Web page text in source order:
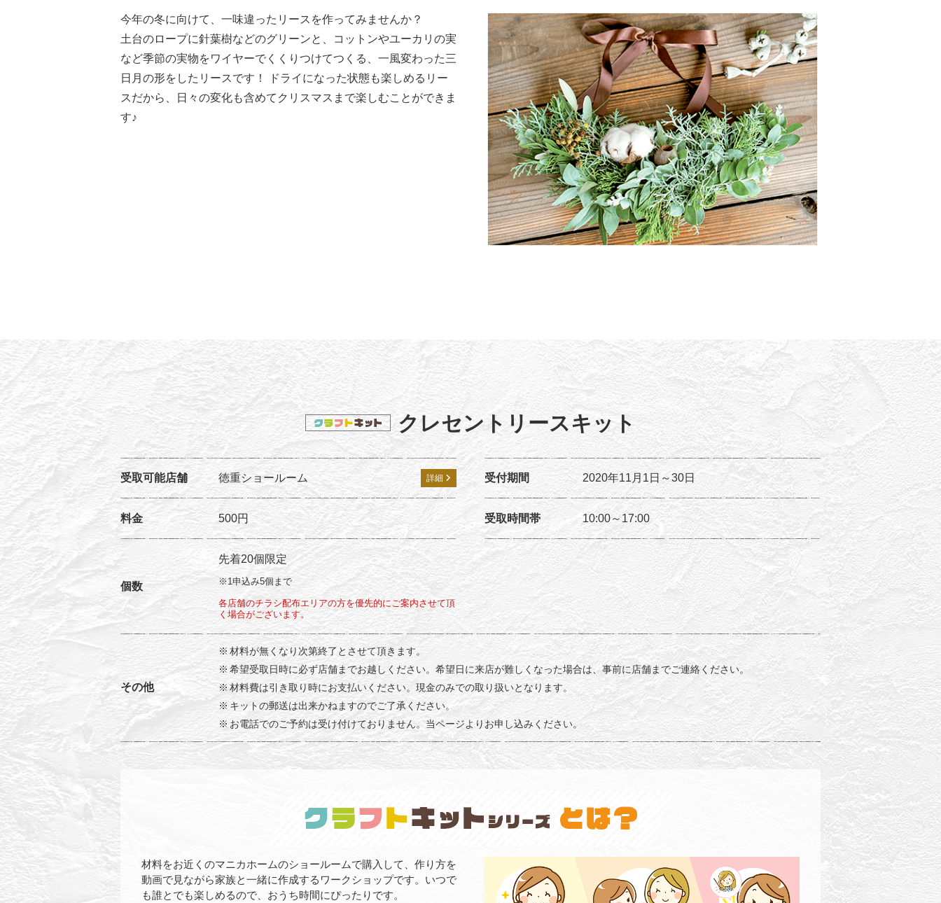
今年の冬に向けて、一味違ったリースを作ってみませんか？
土台のロープに針葉樹などのグリーンと、コットンやユーカリの実
など季節の実物をワイヤーでくくりつけてつくる、一風変わった三
日月の形をしたリースです！ ドライになった状態も楽しめるリー
スだから、日々の変化も含めてクリスマスまで楽しむことができま
す♪
クレセントリースキット
受取可能店舗 徳重ショールーム 詳細
料金 500円
個数
先着20個限定
※1申込み5個まで
各店舗のチラシ配布エリアの方を優先的にご案内させて頂
く場合がございます。
受付期間 2020年11月1日～30日
受取時間帯 10:00～17:00
その他
材料が無くなり次第終了とさせて頂きます。
希望受取日時に必ず店舗までお越しください。希望日に来店が難しくなった場合は、事前に店舗までご連絡ください。
材料費は引き取り時にお支払いください。現金のみでの取り扱いとなります。
キットの郵送は出来かねますのでご了承ください。
お電話でのご予約は受け付けておりません。当ページよりお申し込みください。
材料をお近くのマニカホームのショールームで購入して、作り方を
動画で見ながら家族と一緒に作成するワークショップです。いつで
も誰とでも楽しめるので、おうち時間にぴったりです。